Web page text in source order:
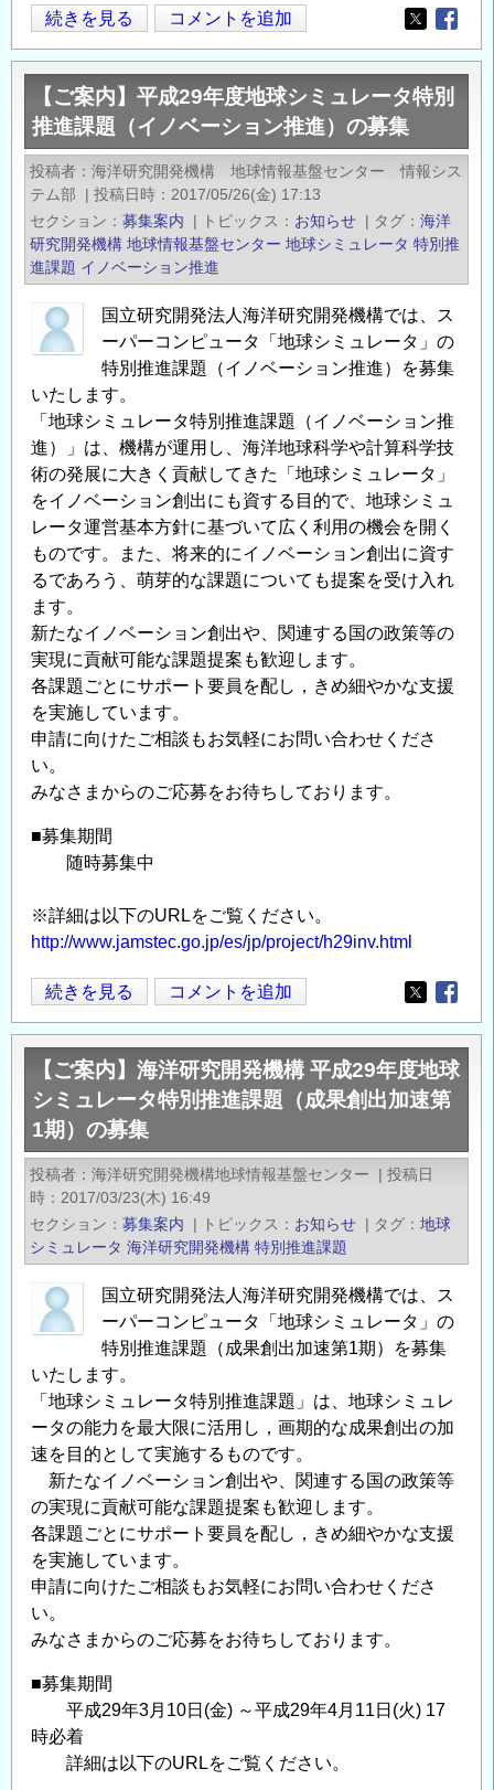
出
加
速
第
3
期）
の
募
集
の
【ご
案
内】
海
洋
研
究
開
発
機
平
成
年
度
地
球
シ
ュ
レ
ー
タ
特
別
推
進
課
（成
出
加
速
第
2
期）
の
募
集
の
続きを見る コメントを追加
Opens in
【ご案内】平成29年度地球シミュレータ特別
推進課題（イノベーション推進）の募集
投稿者
海洋研究開発機構 地球情報基盤センター 情報シス
テム部
| 投稿日時
2017/05/26(金) 17:13
セクション
募集案内 | トピックス お知らせ | タグ
海洋
研究開発機構 地球情報基盤センター 地球シミュレータ 特別推
進課題 イノベーション推進
国立研究開発法人海洋研究開発機構では、ス
ーパーコンピュータ「地球シミュレータ」の
特別推進課題（イノベーション推進）を募集
いたします。
「地球シミュレータ特別推進課題（イノベーション推
進）」は、機構が運用し、海洋地球科学や計算科学技
術の発展に大きく貢献してきた「地球シミュレータ」
をイノベーション創出にも資する目的で、地球シミュ
レータ運営基本方針に基づいて広く利用の機会を開く
ものです。また、将来的にイノベーション創出に資す
るであろう、萌芽的な課題についても提案を受け入れ
ます。
新たなイノベーション創出や、関連する国の政策等の
実現に貢献可能な課題提案も歓迎します。
各課題ごとにサポート要員を配し，きめ細やかな支援
を実施しています。
申請に向けたご相談もお気軽にお問い合わせくださ
い。
みなさまからのご応募をお待ちしております。
■募集期間
随時募集中
※詳細は以下のURLをご覧ください。
http://www.jamstec.go.jp/es/jp/project/h29inv.html
【ご
案
内】
平
成
29
年
度
球
シ
ミ
ュ
ー
タ
特
別
推
進
課
題
（イ
ノ
ベ
ー
ョ
続きを見る コメントを追加
Opens in
【ご案内】海洋研究開発機構 平成29年度地球
シミュレータ特別推進課題（成果創出加速第
1期）の募集
投稿者 海洋研究開発機構地球情報基盤センター | 投稿日
時
2017/03/23(木) 16:49
セクション
募集案内 | トピックス お知らせ | タグ
地球
シミュレータ 海洋研究開発機構 特別推進課題
国立研究開発法人海洋研究開発機構では、ス
ーパーコンピュータ「地球シミュレータ」の
特別推進課題（成果創出加速第1期）を募集
いたします。
「地球シミュレータ特別推進課題」は、地球シミュレ
ータの能力を最大限に活用し，画期的な成果創出の加
速を目的として実施するものです。
新たなイノベーション創出や、関連する国の政策等
の実現に貢献可能な課題提案も歓迎します。
各課題ごとにサポート要員を配し，きめ細やかな支援
を実施しています。
申請に向けたご相談もお気軽にお問い合わせくださ
い。
みなさまからのご応募をお待ちしております。
■募集期間
平成29年3月10日(金) ～平成29年4月11日(火) 17
時必着
詳細は以下のURLをご覧ください。